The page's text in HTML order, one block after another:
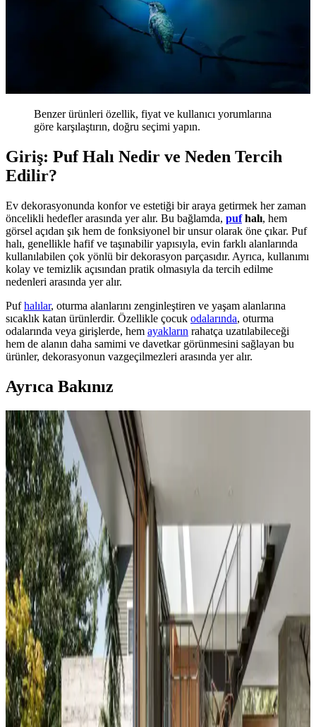
Benzer ürünleri özellik, fiyat ve kullanıcı yorumlarına
göre karşılaştırın, doğru seçimi yapın.
Giriş: Puf Halı Nedir ve Neden Tercih
Edilir?
Ev dekorasyonunda konfor ve estetiği bir araya getirmek her zaman
öncelikli hedefler arasında yer alır. Bu bağlamda, pufhalı, hem
görsel açıdan şık hem de fonksiyonel bir unsur olarak öne çıkar. Puf
halı, genellikle hafif ve taşınabilir yapısıyla, evin farklı alanlarında
kullanılabilen çok yönlü bir dekorasyon parçasıdır. Ayrıca, kullanımı
kolay ve temizlik açısından pratik olmasıyla da tercih edilme
nedenleri arasında yer alır.
Pufhalılar, oturma alanlarını zenginleştiren ve yaşam alanlarına
sıcaklık katan ürünlerdir. Özellikle çocuk odalarında, oturma
odalarında veya girişlerde, hem ayakların rahatça uzatılabileceği
hem de alanın daha samimi ve davetkar görünmesini sağlayan bu
ürünler, dekorasyonun vazgeçilmezleri arasında yer alır.
Ayrıca Bakınız
Koltuk ve Aksesuar Sandalyelerde Renk Uyumu ve
Dekorasyonda Görsel Denge Sağlama Yöntemleri
Koltuk ve aksesuar sandalyelerde renk uyumsuzluğu görsel rekabete
yol açabilir. Halı, perde, yastık ve mobilya yerleşimi ile renkler
dengelenerek mekanın estetik bütünlüğü sağlanır.
Duvar Rengiyle Uyumlu Perde Seçimi: Yeşil,
Turuncu ve Kahverenginin Mekâna Etkisi
Duvar rengine uyumlu perde seçimi, mekânın atmosferini belirler.
Yeşil tonlar doğal sakinlik sunarken, turuncu ve kahverengi sıcaklık
katar. Kalın keten ve karartma perdeler ışık kontrolünde avantaj
sağlar.
Yatak Odası Duvar Rengi Seçiminde Işık ve
Tonların Önemi ve Etkileri
Yatak odası duvar renginin seçimi, ışık koşulları, zemin ve pencere
yerleşimi gibi faktörlerle uyumlu olmalıdır. Sıcak-soğuk kahverengi
ve yeşil tonları farklı atmosferler yaratır. Renk örnekleri farklı ışık
koşullarında test edilmelidir.